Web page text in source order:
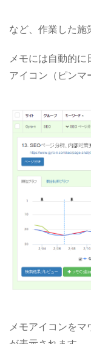
など、作業した施
メモには自動的
アイコン（ピンマ
メモアイコンを